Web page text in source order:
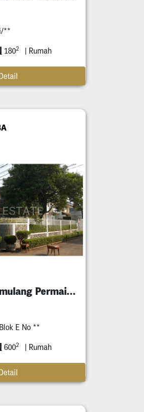
**
1802 | Rumah
Murah Rumah Pamulang Permai,Tangerang Selatan
E No **
6002 | Rumah